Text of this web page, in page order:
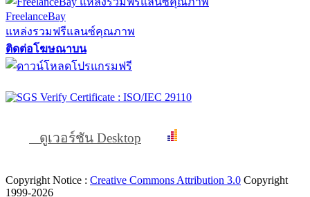
FreelanceBay
แหล่งรวมฟรีแลนซ์คุณภาพ
ติดต่อโฆษณาบน
ดูเวอร์ชัน Desktop
Copyright Notice : Creative Commons Attribution 3.0 Copyright
1999-2026